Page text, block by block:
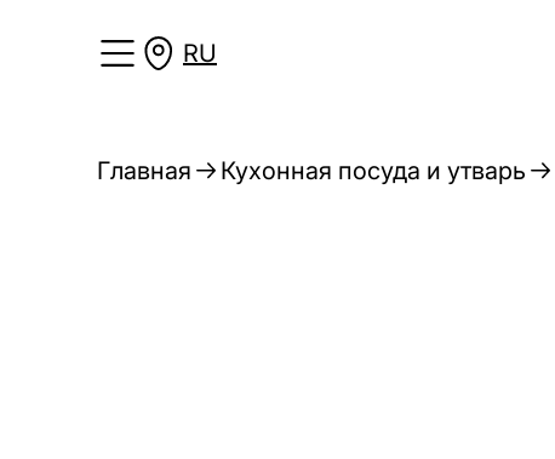
RU
Главная Кухонная посуда и утварь